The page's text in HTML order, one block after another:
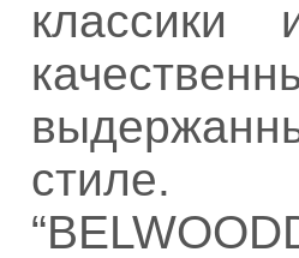
стиле.